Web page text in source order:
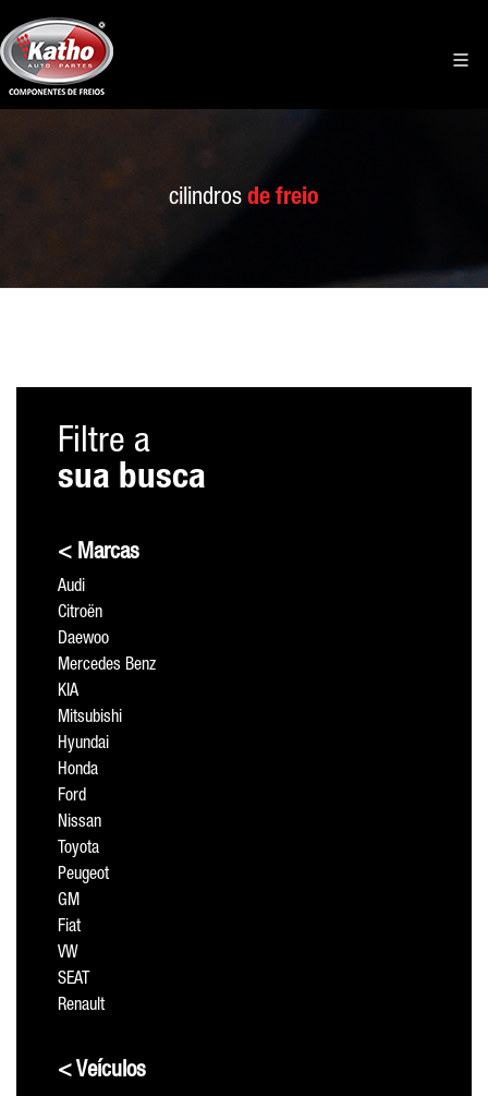
cilindros de freio
Filtre a
sua busca
< Marcas
Audi
Citroën
Daewoo
Mercedes Benz
KIA
Mitsubishi
Hyundai
Honda
Ford
Nissan
Toyota
Peugeot
GM
Fiat
VW
SEAT
Renault
< Veículos